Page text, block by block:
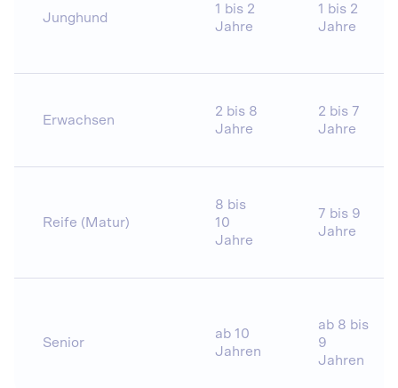
Junghund
1 bis 2
Jahre
1 bis 2
Jahre
Erwachsen
2 bis 8
Jahre
2 bis 7
Jahre
Reife (Matur)
8 bis
10
Jahre
7 bis 9
Jahre
Senior
ab 10
Jahren
ab 8 bis
9
Jahren